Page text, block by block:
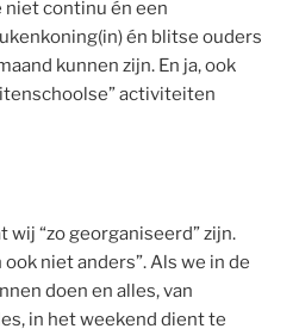
continu én een
én blitse ouders
kunnen zijn. En ja, ook
activiteiten
wij “zo georganiseerd” zijn.
ook niet anders”. Als we in de
doen en alles, van
in het weekend dient te